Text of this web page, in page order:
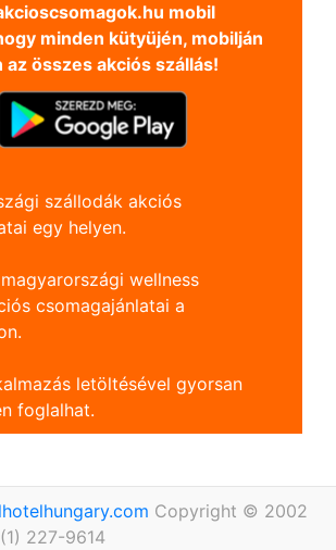
mobil
minden kütyüjén, mobilján
összes akciós szállás!
szállodák akciós
egy helyen.
wellness
csomagajánlatai a
letöltésével gyorsan
foglalhat.
Copyright © 2002
227-9614